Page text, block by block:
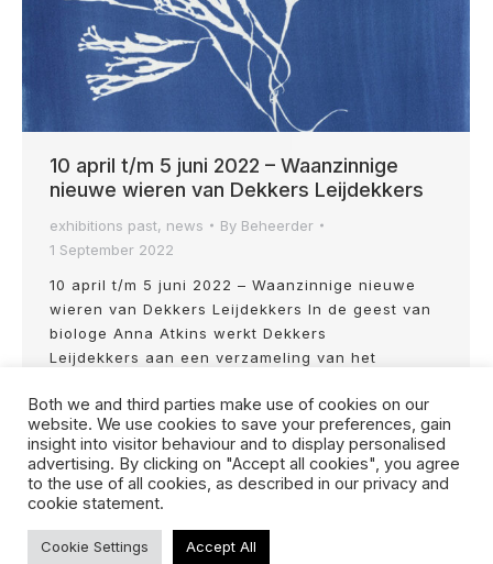
10 april t/m 5 juni 2022 – Waanzinnige
nieuwe wieren van Dekkers Leijdekkers
exhibitions past, news By Beheerder
1 September 2022
10 april t/m 5 juni 2022 – Waanzinnige nieuwe
wieren van Dekkers Leijdekkers In de geest van
biologe Anna Atkins werkt Dekkers
Leijdekkers aan een verzameling van het
een bijzondere techniek: cyanotypie. Door algen
direct op fotografisch papier te leggen, worden
de transparantie en bijzonder vormen van de
onderwaterplanten op een heel…
Both we and third parties make use of cookies on our
website. We use cookies to save your preferences, gain
insight into visitor behaviour and to display personalised
advertising. By clicking on "Accept all cookies", you agree
to the use of all cookies, as described in our privacy and
cookie statement.
Cookie Settings Accept All